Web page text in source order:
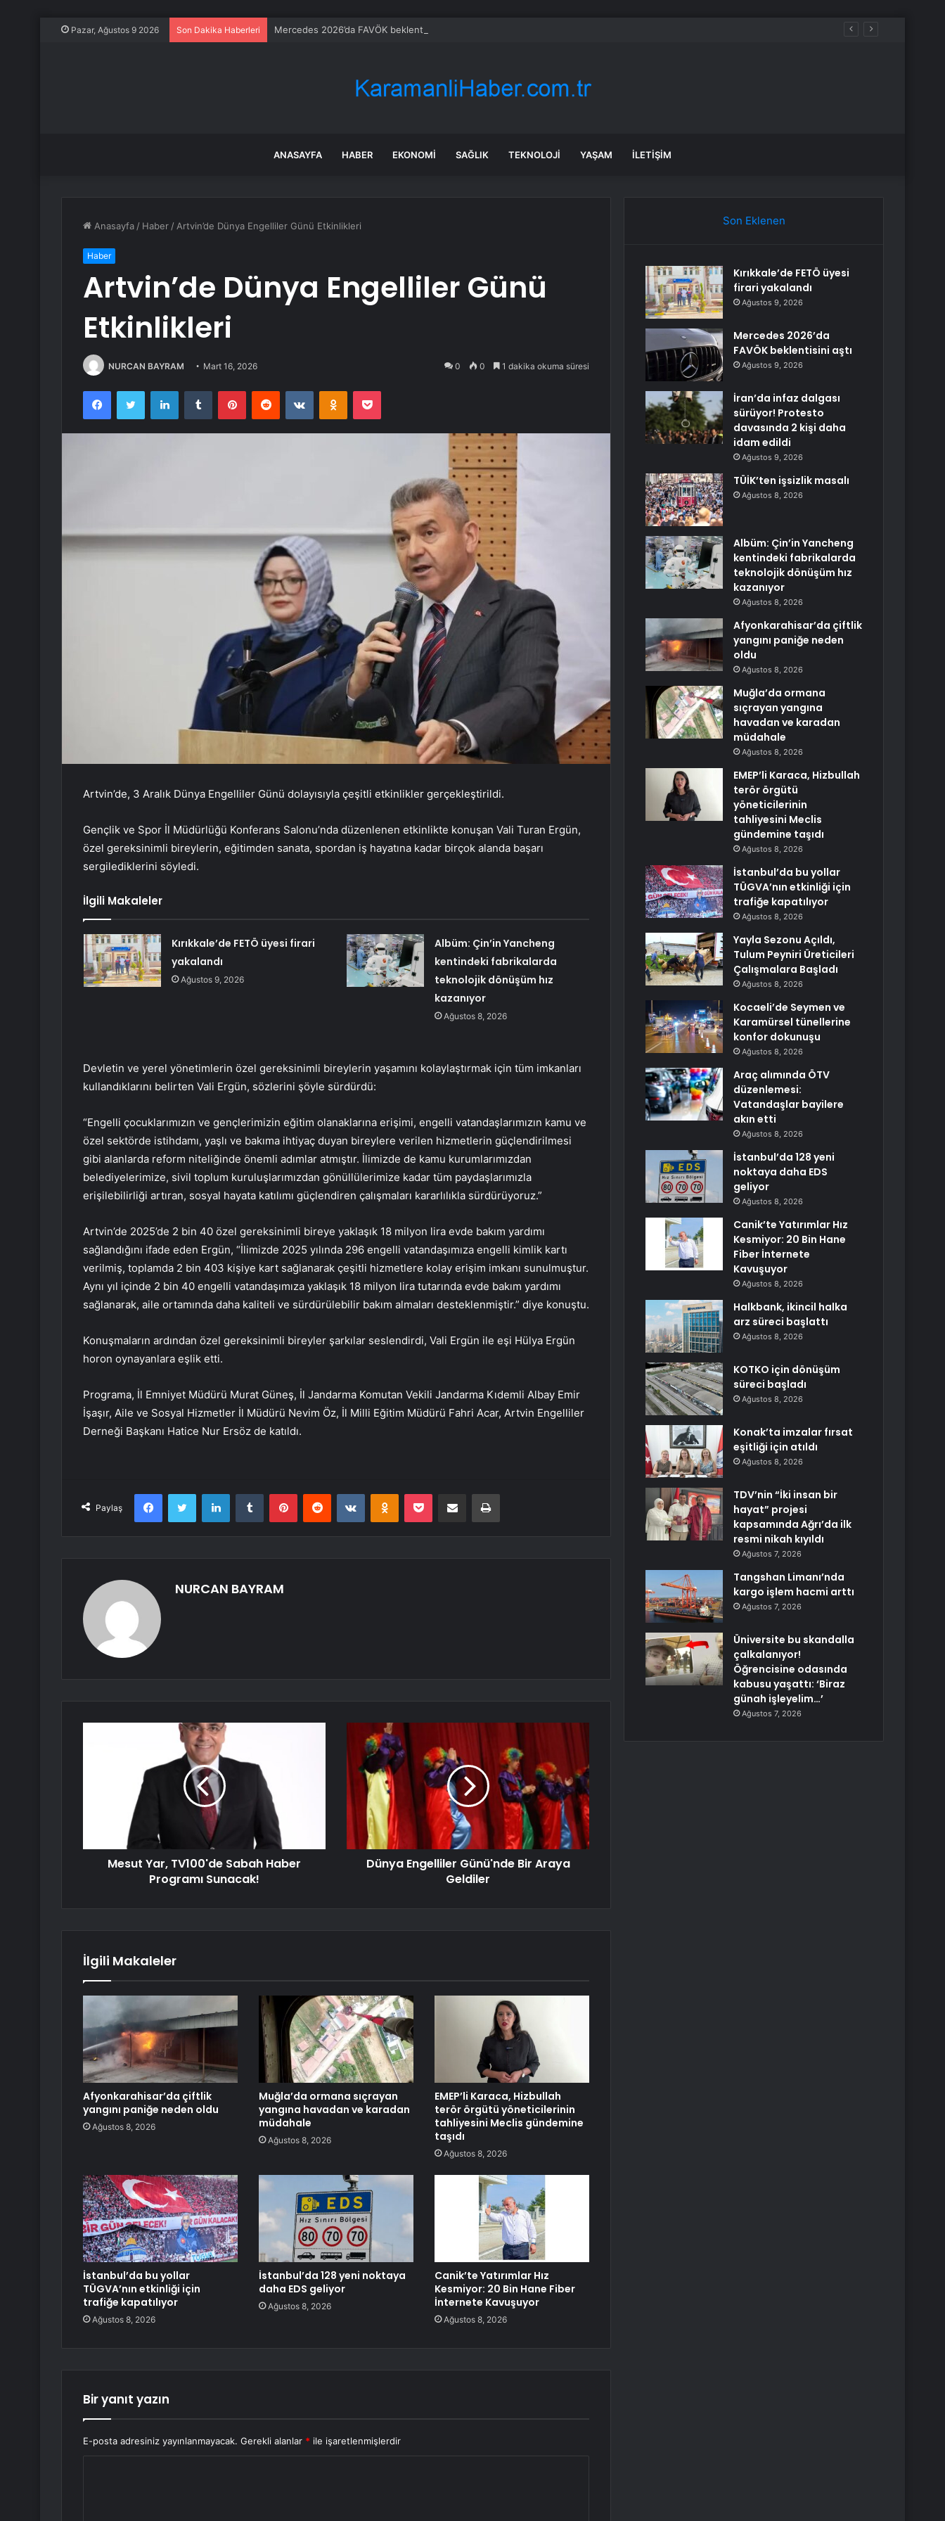
Pazar, Ağustos 9 2026 Son Dakika Haberleri Mercedes 2026’da FAVÖK beklentisini aştı
ANASAYFA HABER EKONOMI SAĞLIK TEKNOLOJI YAŞAM İLETIŞIM
Anasayfa / Haber / Artvin’de Dünya Engelliler Günü Etkinlikleri
Haber
Artvin’de Dünya Engelliler Günü
Etkinlikleri
NURCAN BAYRAM Mart 16, 2026 0 0 1 dakika okuma süresi
FacebookTwitter LinkedInTumblr PinterestReddit VKontakteOdnoklassniki
Pocket
Artvin’de, 3 Aralık Dünya Engelliler Günü dolayısıyla çeşitli etkinlikler gerçekleştirildi.
Gençlik ve Spor İl Müdürlüğü Konferans Salonu’nda düzenlenen etkinlikte konuşan Vali Turan Ergün,
özel gereksinimli bireylerin, eğitimden sanata, spordan iş hayatına kadar birçok alanda başarı
sergilediklerini söyledi.
İlgili Makaleler
Kırıkkale’de FETÖ üyesi firari
yakalandı
Ağustos 9, 2026
Albüm: Çin’in Yancheng
kentindeki fabrikalarda
teknolojik dönüşüm hız
kazanıyor
Ağustos 8, 2026
Devletin ve yerel yönetimlerin özel gereksinimli bireylerin yaşamını kolaylaştırmak için tüm imkanları
kullandıklarını belirten Vali Ergün, sözlerini şöyle sürdürdü:
“Engelli çocuklarımızın ve gençlerimizin eğitim olanaklarına erişimi, engelli vatandaşlarımızın kamu ve
özel sektörde istihdamı, yaşlı ve bakıma ihtiyaç duyan bireylere verilen hizmetlerin güçlendirilmesi
gibi alanlarda reform niteliğinde önemli adımlar atmıştır. İlimizde de kamu kurumlarımızdan
belediyelerimize, sivil toplum kuruluşlarımızdan gönüllülerimize kadar tüm paydaşlarımızla
erişilebilirliği artıran, sosyal hayata katılımı güçlendiren çalışmaları kararlılıkla sürdürüyoruz.”
Artvin’de 2025’de 2 bin 40 özel gereksinimli bireye yaklaşık 18 milyon lira evde bakım yardımı
sağlandığını ifade eden Ergün, “İlimizde 2025 yılında 296 engelli vatandaşımıza engelli kimlik kartı
verilmiş, toplamda 2 bin 403 kişiye kart sağlanarak çeşitli hizmetlere kolay erişim imkanı sunulmuştur.
Aynı yıl içinde 2 bin 40 engelli vatandaşımıza yaklaşık 18 milyon lira tutarında evde bakım yardımı
sağlanarak, aile ortamında daha kaliteli ve sürdürülebilir bakım almaları desteklenmiştir.” diye konuştu.
Konuşmaların ardından özel gereksinimli bireyler şarkılar seslendirdi, Vali Ergün ile eşi Hülya Ergün
horon oynayanlara eşlik etti.
Programa, İl Emniyet Müdürü Murat Güneş, İl Jandarma Komutan Vekili Jandarma Kıdemli Albay Emir
İşaşır, Aile ve Sosyal Hizmetler İl Müdürü Nevim Öz, İl Milli Eğitim Müdürü Fahri Acar, Artvin Engelliler
Derneği Başkanı Hatice Nur Ersöz de katıldı.
Paylaş
FacebookTwitter LinkedInTumblr PinterestReddit VKontakteOdnoklassniki
Pocket E-Posta ile paylaş Yazdır
NURCAN BAYRAM
Mesut Yar, TV100'de Sabah Haber
Programı Sunacak!
Dünya Engelliler Günü'nde Bir Araya
Geldiler
İlgili Makaleler
Afyonkarahisar’da çiftlik
yangını paniğe neden oldu
Ağustos 8, 2026
Muğla’da ormana sıçrayan
yangına havadan ve karadan
müdahale
Ağustos 8, 2026
EMEP’li Karaca, Hizbullah
terör örgütü yöneticilerinin
tahliyesini Meclis gündemine
taşıdı
Ağustos 8, 2026
İstanbul’da bu yollar
TÜGVA’nın etkinliği için
trafiğe kapatılıyor
Ağustos 8, 2026
İstanbul’da 128 yeni noktaya
daha EDS geliyor
Ağustos 8, 2026
Canik’te Yatırımlar Hız
Kesmiyor: 20 Bin Hane Fiber
İnternete Kavuşuyor
Ağustos 8, 2026
Bir yanıt yazın
E-posta adresiniz yayınlanmayacak. Gerekli alanlar * ile işaretlenmişlerdir
Son Eklenen
Kırıkkale’de FETÖ üyesi
firari yakalandı
Ağustos 9, 2026
Mercedes 2026’da
FAVÖK beklentisini aştı
Ağustos 9, 2026
İran’da infaz dalgası
sürüyor! Protesto
davasında 2 kişi daha
idam edildi
Ağustos 9, 2026
TÜİK’ten işsizlik masalı
Ağustos 8, 2026
Albüm: Çin’in Yancheng
kentindeki fabrikalarda
teknolojik dönüşüm hız
kazanıyor
Ağustos 8, 2026
Afyonkarahisar’da çiftlik
yangını paniğe neden
oldu
Ağustos 8, 2026
Muğla’da ormana
sıçrayan yangına
havadan ve karadan
müdahale
Ağustos 8, 2026
EMEP’li Karaca, Hizbullah
terör örgütü
yöneticilerinin
tahliyesini Meclis
gündemine taşıdı
Ağustos 8, 2026
İstanbul’da bu yollar
TÜGVA’nın etkinliği için
trafiğe kapatılıyor
Ağustos 8, 2026
Yayla Sezonu Açıldı,
Tulum Peyniri Üreticileri
Çalışmalara Başladı
Ağustos 8, 2026
Kocaeli’de Seymen ve
Karamürsel tünellerine
konfor dokunuşu
Ağustos 8, 2026
Araç alımında ÖTV
düzenlemesi:
Vatandaşlar bayilere
akın etti
Ağustos 8, 2026
İstanbul’da 128 yeni
noktaya daha EDS
geliyor
Ağustos 8, 2026
Canik’te Yatırımlar Hız
Kesmiyor: 20 Bin Hane
Fiber İnternete
Kavuşuyor
Ağustos 8, 2026
Halkbank, ikincil halka
arz süreci başlattı
Ağustos 8, 2026
KOTKO için dönüşüm
süreci başladı
Ağustos 8, 2026
Konak’ta imzalar fırsat
eşitliği için atıldı
Ağustos 8, 2026
TDV’nin “İki insan bir
hayat” projesi
kapsamında Ağrı’da ilk
resmi nikah kıyıldı
Ağustos 7, 2026
Tangshan Limanı’nda
kargo işlem hacmi arttı
Ağustos 7, 2026
Üniversite bu skandalla
çalkalanıyor!
Öğrencisine odasında
kabusu yaşattı: ‘Biraz
günah işleyelim…’
Ağustos 7, 2026